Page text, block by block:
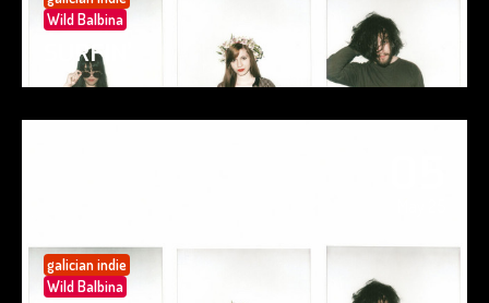
Wild Balbina
SURFIN’
galician indie
Wild Balbina